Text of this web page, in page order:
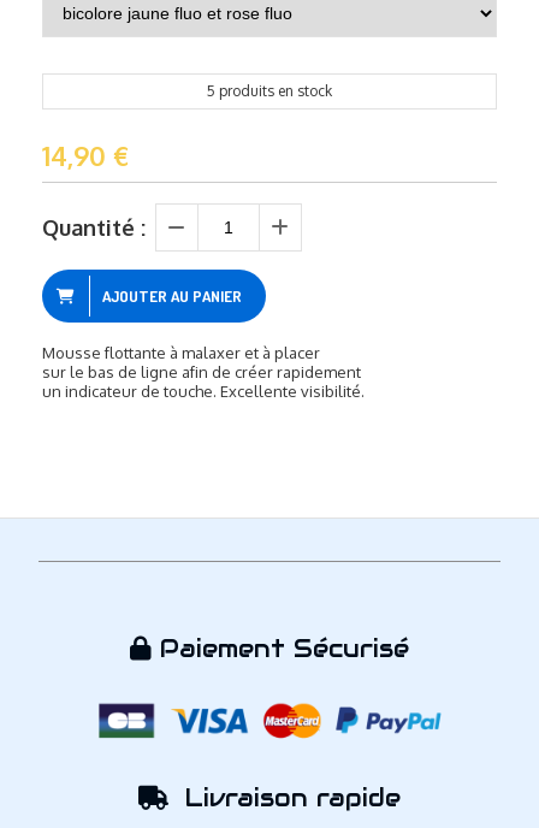
5 produits en stock
14,90 €
Quantité :
AJOUTER AU PANIER
Mousse flottante à malaxer et à placer
sur le bas de ligne afin de créer rapidement
un indicateur de touche. Excellente visibilité.
 Paiement Sécurisé
 Livraison rapide